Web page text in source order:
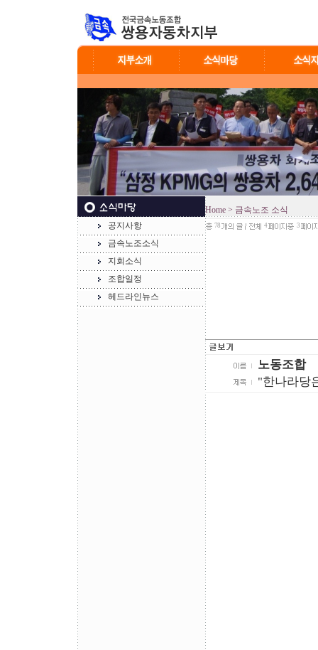
공지사항
금속노조소식
지회소식
조합일정
헤드라인뉴스
Home > 금속노조 소식
78 4 3
노동조합
"한나라당